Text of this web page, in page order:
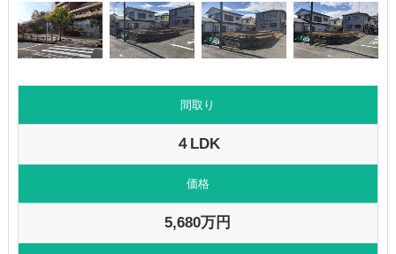
間取り
４LDK
価格
5,680万円